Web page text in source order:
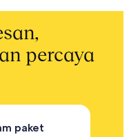
percaya
paket